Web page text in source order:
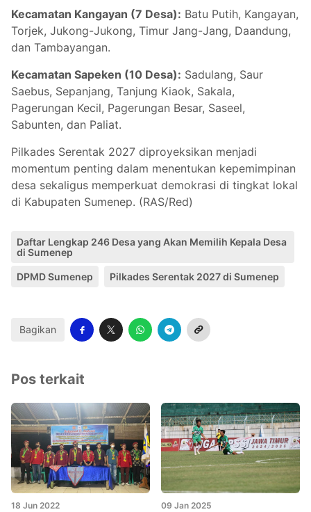
Kecamatan Kangayan (7 Desa): Batu Putih, Kangayan,
Torjek, Jukong-Jukong, Timur Jang-Jang, Daandung,
dan Tambayangan.
Kecamatan Sapeken (10 Desa): Sadulang, Saur
Saebus, Sepanjang, Tanjung Kiaok, Sakala,
Pagerungan Kecil, Pagerungan Besar, Saseel,
Sabunten, dan Paliat.
Pilkades Serentak 2027 diproyeksikan menjadi
momentum penting dalam menentukan kepemimpinan
desa sekaligus memperkuat demokrasi di tingkat lokal
di Kabupaten Sumenep. (RAS/Red)
Daftar Lengkap 246 Desa yang Akan Memilih Kepala Desa
di Sumenep
DPMD Sumenep Pilkades Serentak 2027 di Sumenep
Bagikan
Pos terkait
18 Jun 2022 09 Jan 2025